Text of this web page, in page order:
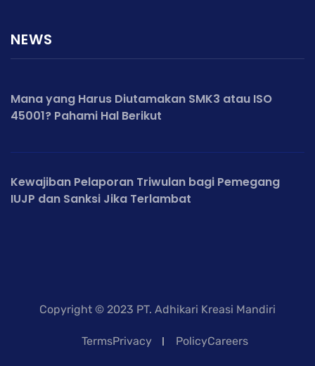
NEWS
Mana yang Harus Diutamakan SMK3 atau ISO
45001? Pahami Hal Berikut
Kewajiban Pelaporan Triwulan bagi Pemegang
IUJP dan Sanksi Jika Terlambat
Copyright © 2023 PT. Adhikari Kreasi Mandiri
TermsPrivacy PolicyCareers